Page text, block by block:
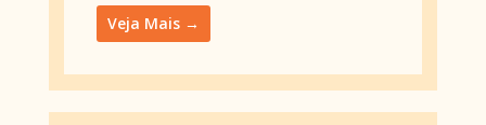
Veja Mais →